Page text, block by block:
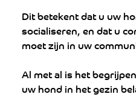
Dit betekent dat u uw
socialiseren, en dat u
moet zijn in uw
Al met al is het
uw hond in het gezin